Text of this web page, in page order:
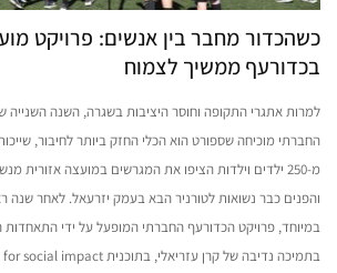
כשהכדור מחבר בין אנשים: פרויקט
בכדורעף ממשיך לצמוח
למרות אתגרי התקופה וחוסר היציבות בשגרה, השנה השנייה
החברתי מוכיחה שספורט הוא הכלי החזק ביותר לחיבור,
מ-250 ילדים וילדות הציפו את המגרשים במועצה אזורית
והפנים כבר נשואות לטורניר הבא בעמק יזרעאל. לאחר שנה
במיוחד, פרויקט הכדורעף החברתי המופעל על ידי